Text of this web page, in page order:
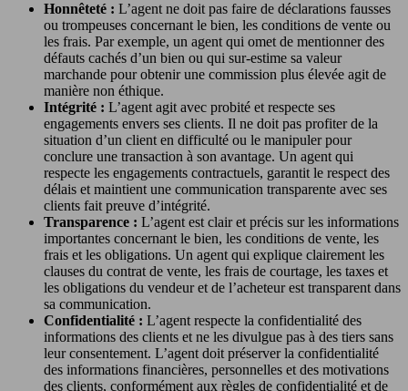
Honnêteté : L’agent ne doit pas faire de déclarations fausses
ou trompeuses concernant le bien, les conditions de vente ou
les frais. Par exemple, un agent qui omet de mentionner des
défauts cachés d’un bien ou qui sur-estime sa valeur
marchande pour obtenir une commission plus élevée agit de
manière non éthique.
Intégrité : L’agent agit avec probité et respecte ses
engagements envers ses clients. Il ne doit pas profiter de la
situation d’un client en difficulté ou le manipuler pour
conclure une transaction à son avantage. Un agent qui
respecte les engagements contractuels, garantit le respect des
délais et maintient une communication transparente avec ses
clients fait preuve d’intégrité.
Transparence : L’agent est clair et précis sur les informations
importantes concernant le bien, les conditions de vente, les
frais et les obligations. Un agent qui explique clairement les
clauses du contrat de vente, les frais de courtage, les taxes et
les obligations du vendeur et de l’acheteur est transparent dans
sa communication.
Confidentialité : L’agent respecte la confidentialité des
informations des clients et ne les divulgue pas à des tiers sans
leur consentement. L’agent doit préserver la confidentialité
des informations financières, personnelles et des motivations
des clients, conformément aux règles de confidentialité et de